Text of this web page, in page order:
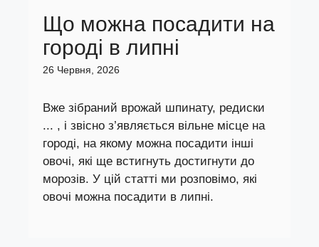
Що можна посадити на
городі в липні
26 Червня, 2026
Вже зібраний врожай шпинату, редиски
... , і звісно з’являється вільне місце на
городі, на якому можна посадити інші
овочі, які ще встигнуть достигнути до
морозів. У цій статті ми розповімо, які
овочі можна посадити в липні.